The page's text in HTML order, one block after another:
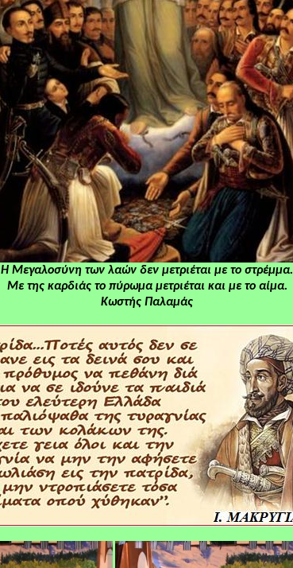
Η Μεγαλοσύνη των λαών δεν μετριέται με το στρέμμα.
Με της καρδιάς το πύρωμα μετριέται και με το αίμα.
Κωστής Παλαμάς